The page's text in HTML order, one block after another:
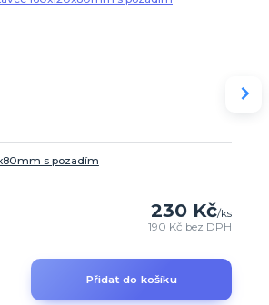
s pozadím
230 Kč/ks
190 Kč bez DPH
Přidat do košíku